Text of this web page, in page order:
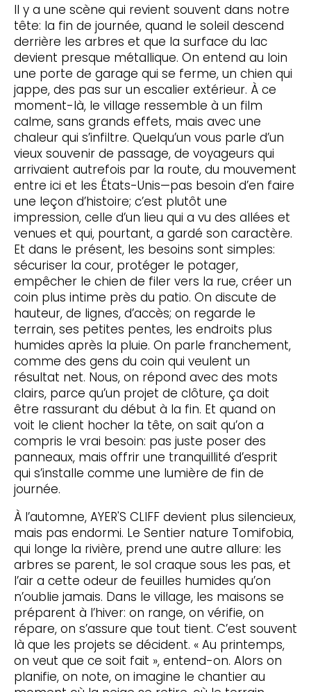
Il y a une scène qui revient souvent dans notre
tête: la fin de journée, quand le soleil descend
derrière les arbres et que la surface du lac
devient presque métallique. On entend au loin
une porte de garage qui se ferme, un chien qui
jappe, des pas sur un escalier extérieur. À ce
moment-là, le village ressemble à un film
calme, sans grands effets, mais avec une
chaleur qui s’infiltre. Quelqu’un vous parle d’un
vieux souvenir de passage, de voyageurs qui
arrivaient autrefois par la route, du mouvement
entre ici et les États-Unis—pas besoin d’en faire
une leçon d’histoire; c’est plutôt une
impression, celle d’un lieu qui a vu des allées et
venues et qui, pourtant, a gardé son caractère.
Et dans le présent, les besoins sont simples:
sécuriser la cour, protéger le potager,
empêcher le chien de filer vers la rue, créer un
coin plus intime près du patio. On discute de
hauteur, de lignes, d’accès; on regarde le
terrain, ses petites pentes, les endroits plus
humides après la pluie. On parle franchement,
comme des gens du coin qui veulent un
résultat net. Nous, on répond avec des mots
clairs, parce qu’un projet de clôture, ça doit
être rassurant du début à la fin. Et quand on
voit le client hocher la tête, on sait qu’on a
compris le vrai besoin: pas juste poser des
panneaux, mais offrir une tranquillité d’esprit
qui s’installe comme une lumière de fin de
journée.
À l’automne, AYER'S CLIFF devient plus silencieux,
mais pas endormi. Le Sentier nature Tomifobia,
qui longe la rivière, prend une autre allure: les
arbres se parent, le sol craque sous les pas, et
l’air a cette odeur de feuilles humides qu’on
n’oublie jamais. Dans le village, les maisons se
préparent à l’hiver: on range, on vérifie, on
répare, on s’assure que tout tient. C’est souvent
là que les projets se décident. « Au printemps,
on veut que ce soit fait », entend-on. Alors on
planifie, on note, on imagine le chantier au